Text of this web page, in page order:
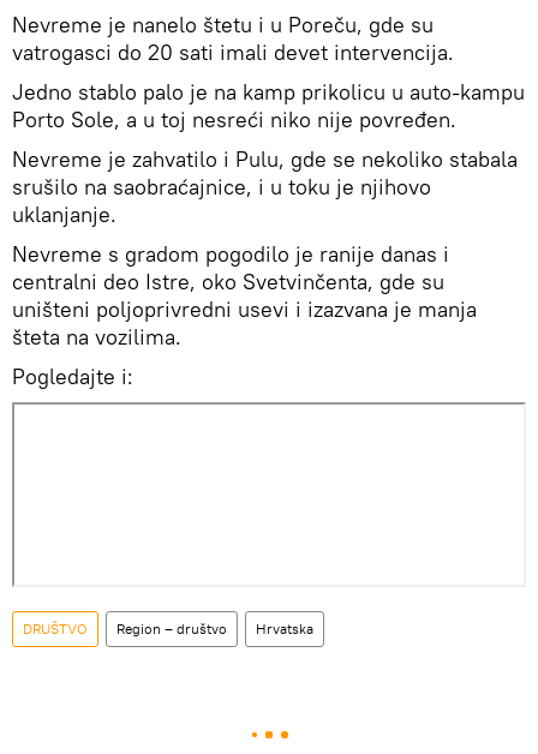
Nevreme je nanelo štetu i u Poreču, gde su
vatrogasci do 20 sati imali devet intervencija.
Jedno stablo palo je na kamp prikolicu u auto-kampu
Porto Sole, a u toj nesreći niko nije povređen.
Nevreme je zahvatilo i Pulu, gde se nekoliko stabala
srušilo na saobraćajnice, i u toku je njihovo
uklanjanje.
Nevreme s gradom pogodilo je ranije danas i
centralni deo Istre, oko Svetvinčenta, gde su
uništeni poljoprivredni usevi i izazvana je manja
šteta na vozilima.
Pogledajte i:
DRUŠTVO Region – društvo Hrvatska